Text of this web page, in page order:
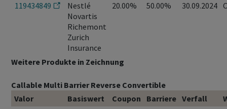
119434849
Nestlé
Novartis
Richemont
Zurich
Insurance
20.00% 50.00% 30.09.2024
Weitere Produkte in Zeichnung
Callable Multi Barrier Reverse Convertible
Valor
Basiswert Coupon Barriere Verfall